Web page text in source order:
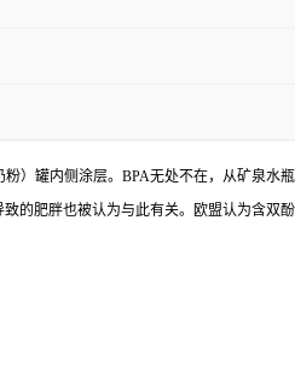
）罐内侧涂层。BPA无处不在，从矿泉水
的肥胖也被认为与此有关。欧盟认为含双